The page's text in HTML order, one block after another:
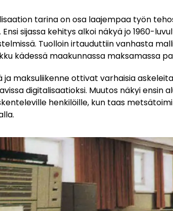
tarina on osa laajempaa työn
sijassa kehitys alkoi näkyä jo 1960-
Tuolloin irtauduttiin vanhasta
kädessä maakunnassa maksamassa
maksuliikenne ottivat varhaisia
digitalisaatioksi. Muutos näkyi ensin
henkilöille, kun taas